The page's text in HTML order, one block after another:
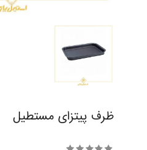
ظرف پیتزای مستطیل